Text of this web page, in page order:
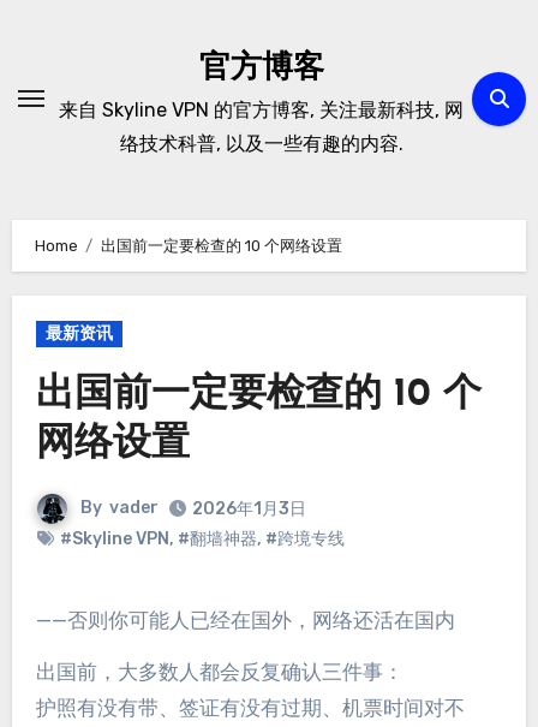
官方博客
来自 Skyline VPN 的官方博客, 关注最新科技, 网
络技术科普, 以及一些有趣的内容.
Home 出国前一定要检查的 10 个网络设置
最新资讯
出国前一定要检查的 10 个
网络设置
By vader
2026年1月3日
#Skyline VPN, #翻墙神器, #跨境专线
——否则你可能人已经在国外，网络还活在国内
出国前，大多数人都会反复确认三件事：
护照有没有带、签证有没有过期、机票时间对不